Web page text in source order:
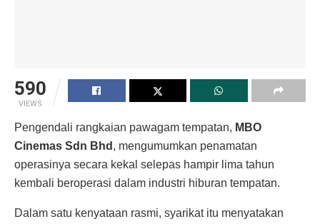
590
VIEWS
Pengendali rangkaian pawagam tempatan, MBO
Cinemas Sdn Bhd , mengumumkan penamatan
operasinya secara kekal selepas hampir lima tahun
kembali beroperasi dalam industri hiburan tempatan.
Dalam satu kenyataan rasmi, syarikat itu menyatakan